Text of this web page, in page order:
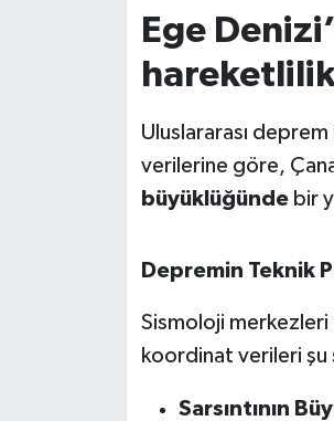
Ege
Uluslararası
verilerine göre,
büyüklüğündebir
Depremin Teknik
Sismoloji merkezleri
koordinat verileri şu
Sarsıntının
MAGAZİN